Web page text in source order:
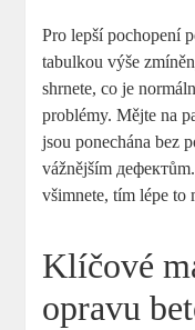
Pro lepší pochopení
tabulkou výše
shrnete, co je
problémy. Mějte na
jsou ponechána bez
vážnějším
všimnete, tím lépe to
Klíčové
opravu